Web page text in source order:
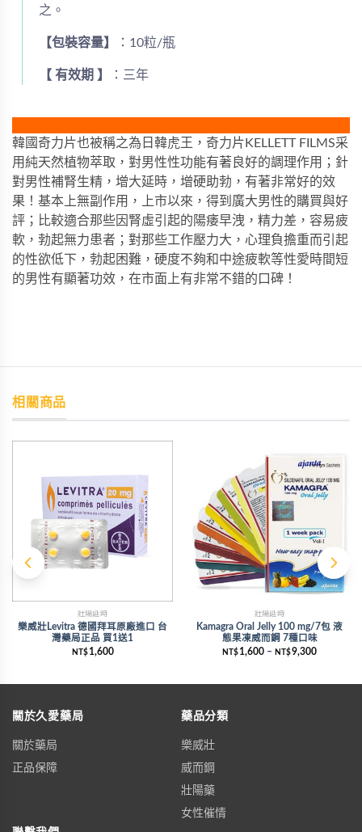
之。
【包裝容量】 ：10粒/瓶
【 有效期 】 ：三年
韓國奇力片也被稱之為日韓虎王，奇力片KELLETT FILMS采
用純天然植物萃取，對男性性功能有著良好的調理作用；針
對男性補腎生精，增大延時，增硬助勃，有著非常好的效
果！基本上無副作用，上市以來，得到廣大男性的購買與好
評；比較適合那些因腎虛引起的陽痿早洩，精力差，容易疲
軟，勃起無力患者；對那些工作壓力大，心理負擔重而引起
的性欲低下，勃起困難，硬度不夠和中途疲軟等性愛時間短
的男性有顯著功效，在市面上有非常不錯的口碑！
相關商品
壯陽延時
樂威壯Levitra 德國拜耳原廠進口 台
灣藥局正品 買1送1
NT$ 1,600
壯陽延時
Kamagra Oral Jelly 100 mg/7包 液
態果凍威而鋼 7種口味
NT$ 1,600 – NT$9,300
關於久愛藥局
關於藥局
正品保障
藥品分類
樂威壯
威而鋼
壯陽藥
女性催情